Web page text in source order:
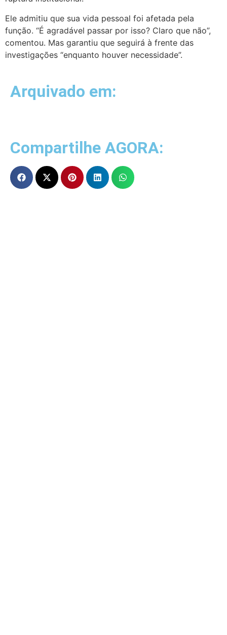
Ele admitiu que sua vida pessoal foi afetada pela
função. “É agradável passar por isso? Claro que não”,
comentou. Mas garantiu que seguirá à frente das
investigações “enquanto houver necessidade”.
Arquivado em:
Compartilhe AGORA: